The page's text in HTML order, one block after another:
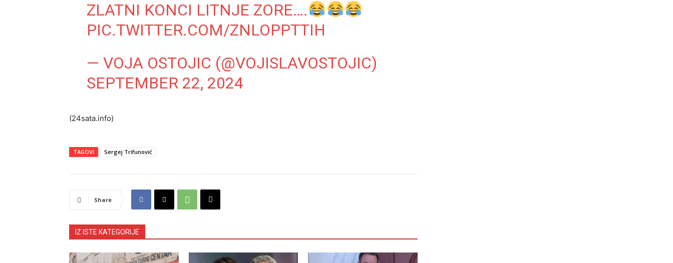
ZLATNI KONCI LITNJE ZORE….
PIC.TWITTER.COM/ZNLOPPTTIH
— VOJA OSTOJIC (@VOJISLAVOSTOJIC)
SEPTEMBER 22, 2024
(24sata.info)
TAGOVI Sergej Trifunović
Share
IZ ISTE KATEGORIJE